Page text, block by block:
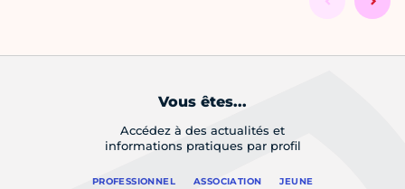
Vous êtes...
Accédez à des actualités et
informations pratiques par profil
PROFESSIONNEL ASSOCIATION JEUNE